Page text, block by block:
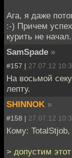
Ага, я даже
:-) Причем
курить не начал.
SamSpade »
#157 | 27.07.12
На восьмой
лепту.
SHINNOK »
#158 | 27.07.12
Кому: TotalStjob,
> допустим